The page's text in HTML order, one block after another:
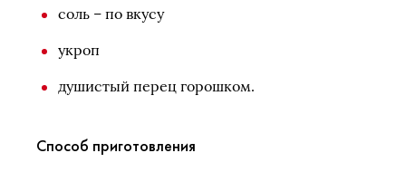
соль – по вкусу
укроп
душистый перец горошком.
Способ приготовления